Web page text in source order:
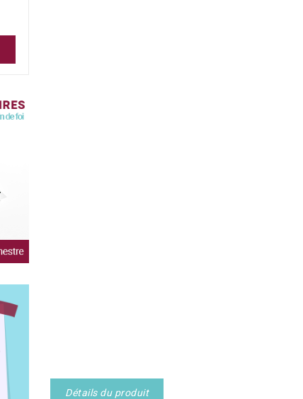
Détails du produit